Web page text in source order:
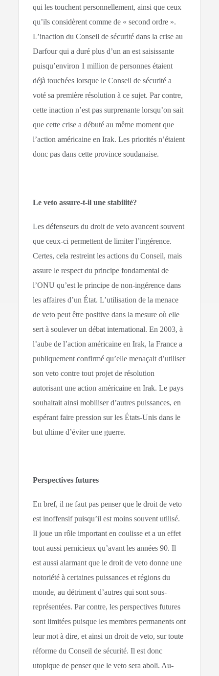
qui les touchent personnellement, ainsi que ceux
qu’ils considèrent comme de « second ordre ».
L’inaction du Conseil de sécurité dans la crise au
Darfour qui a duré plus d’un an est saisissante
puisqu’environ 1 million de personnes étaient
déjà touchées lorsque le Conseil de sécurité a
voté sa première résolution à ce sujet. Par contre,
cette inaction n’est pas surprenante lorsqu’on sait
que cette crise a débuté au même moment que
l’action américaine en Irak. Les priorités n’étaient
donc pas dans cette province soudanaise.
Le veto assure-t-il une stabilité?
Les défenseurs du droit de veto avancent souvent
que ceux-ci permettent de limiter l’ingérence.
Certes, cela restreint les actions du Conseil, mais
assure le respect du principe fondamental de
l’ONU qu’est le principe de non-ingérence dans
les affaires d’un État. L’utilisation de la menace
de veto peut être positive dans la mesure où elle
sert à soulever un débat international. En 2003, à
l’aube de l’action américaine en Irak, la France a
publiquement confirmé qu’elle menaçait d’utiliser
son veto contre tout projet de résolution
autorisant une action américaine en Irak. Le pays
souhaitait ainsi mobiliser d’autres puissances, en
espérant faire pression sur les États-Unis dans le
but ultime d’éviter une guerre.
Perspectives futures
En bref, il ne faut pas penser que le droit de veto
est inoffensif puisqu’il est moins souvent utilisé.
Il joue un rôle important en coulisse et a un effet
tout aussi pernicieux qu’avant les années 90. Il
est aussi alarmant que le droit de veto donne une
notoriété à certaines puissances et régions du
monde, au détriment d’autres qui sont sous-
représentées. Par contre, les perspectives futures
sont limitées puisque les membres permanents ont
leur mot à dire, et ainsi un droit de veto, sur toute
réforme du Conseil de sécurité. Il est donc
utopique de penser que le veto sera aboli. Au-